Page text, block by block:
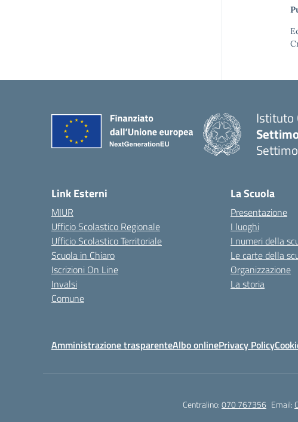
Istituto
Link Esterni
MIUR
Ufficio Scolastico Regionale
Ufficio Scolastico Territoriale
Scuola in Chiaro
Iscrizioni On Line
Invalsi
Comune
La Scuola
Presentazione
I luoghi
I numeri della
Le carte della
Organizzazione
La storia
Amministrazione trasparenteAlbo onlinePrivacy Policy
Centralino:070 767356 Email: